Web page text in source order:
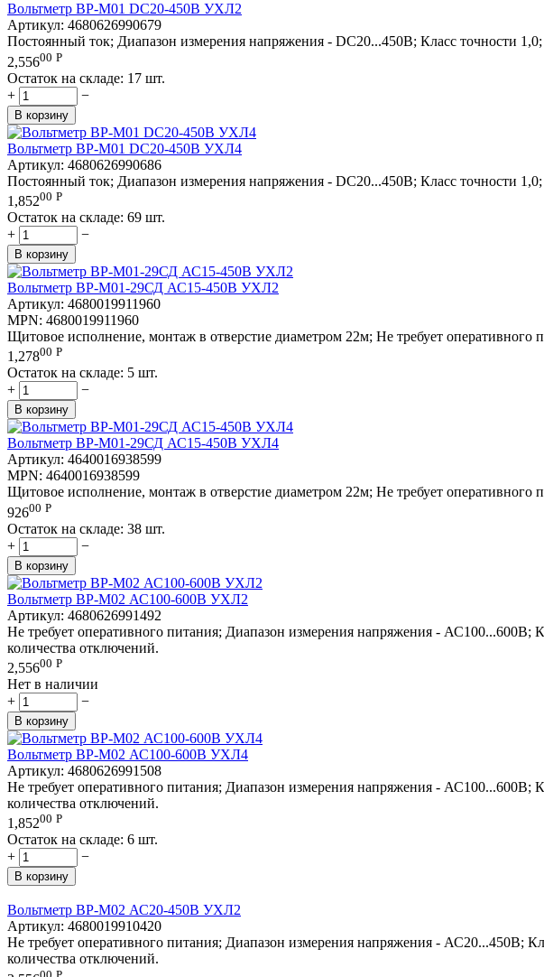
Вольтметр ВР-М01 DС20-450В УХЛ2
Артикул: 4680626990679
Постоянный ток; Диапазон измерения напряжения - DC20...450В; Класс точности 1,0;
2,55600 Р
Остаток на складе: 17 шт.
+
−
В корзину
Вольтметр ВР-М01 DС20-450В УХЛ4
Артикул: 4680626990686
Постоянный ток; Диапазон измерения напряжения - DC20...450В; Класс точности 1,0;
1,85200 Р
Остаток на складе: 69 шт.
+
−
В корзину
Вольтметр ВР-М01-29СД АС15-450В УХЛ2
Артикул: 4680019911960
MPN: 4680019911960
Щитовое исполнение, монтаж в отверстие диаметром 22м; Не требует
1,27800 Р
Остаток на складе: 5 шт.
+
−
В корзину
Вольтметр ВР-М01-29СД АС15-450В УХЛ4
Артикул: 4640016938599
MPN: 4640016938599
Щитовое исполнение, монтаж в отверстие диаметром 22м; Не требует
92600 Р
Остаток на складе: 38 шт.
+
−
В корзину
Вольтметр ВР-М02 АС100-600В УХЛ2
Артикул: 4680626991492
Не требует оперативного питания; Диапазон измерения напряжения -
количества отключений.
2,55600 Р
Нет в наличии
+
−
В корзину
Вольтметр ВР-М02 АС100-600В УХЛ4
Артикул: 4680626991508
Не требует оперативного питания; Диапазон измерения напряжения -
количества отключений.
1,85200 Р
Остаток на складе: 6 шт.
+
−
В корзину
Вольтметр ВР-М02 АС20-450В УХЛ2
Артикул: 4680019910420
Не требует оперативного питания; Диапазон измерения напряжения - АС20...450В;
количества отключений.
00 Р